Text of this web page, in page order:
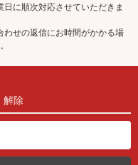
日に順次対応させていただきま
わせの返信にお時間がかかる場
解除